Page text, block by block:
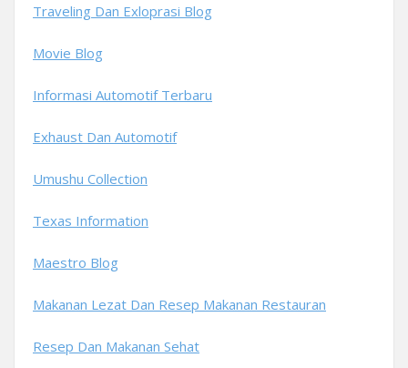
Traveling Dan Exloprasi Blog
Movie Blog
Informasi Automotif Terbaru
Exhaust Dan Automotif
Umushu Collection
Texas Information
Maestro Blog
Makanan Lezat Dan Resep Makanan Restauran
Resep Dan Makanan Sehat